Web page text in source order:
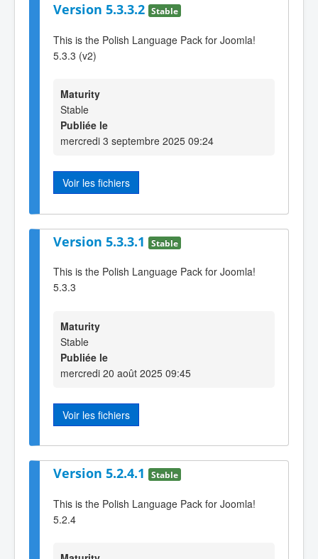
Version 5.3.3.2 Stable
This is the Polish Language Pack for Joomla!
5.3.3 (v2)
Maturity
Stable
Publiée le
mercredi 3 septembre 2025 09:24
Voir les fichiers
Version 5.3.3.1 Stable
This is the Polish Language Pack for Joomla!
5.3.3
Maturity
Stable
Publiée le
mercredi 20 août 2025 09:45
Voir les fichiers
Version 5.2.4.1 Stable
This is the Polish Language Pack for Joomla!
5.2.4